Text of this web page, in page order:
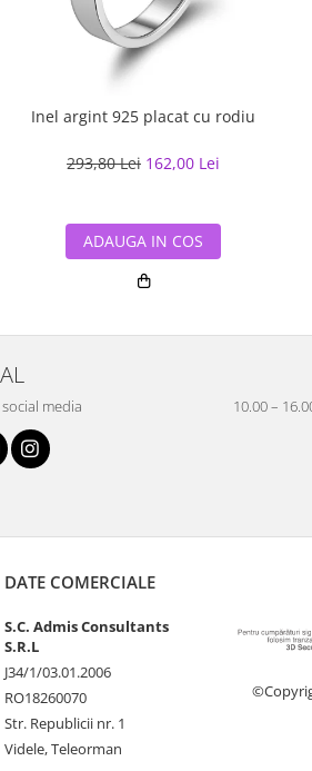
Inel argint 925 placat cu rodiu
293,80 Lei 162,00 Lei
ADAUGA IN COS
media 10.00 –
DATE COMERCIALE
S.C. Admis Consultants
S.R.L
J34/1/03.01.2006
RO18260070
Str. Republicii nr. 1
Videle, Teleorman